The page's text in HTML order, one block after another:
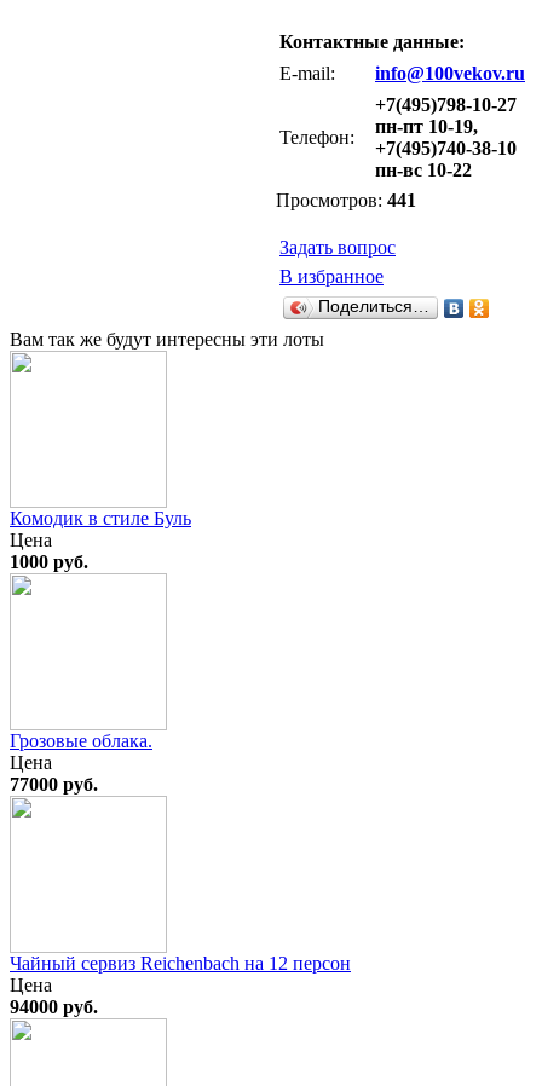
Контактные данные:
E-mail:
info@100vekov.ru
Телефон:
+7(495)798-10-27
пн-пт 10-19,
+7(495)740-38-10
пн-вс 10-22
Просмотров: 441
Задать вопрос
В избранное
Поделиться…
Вам так же будут интересны эти лоты
Комодик в стиле Буль
Цена
1000 руб.
Грозовые облака.
Цена
77000 руб.
Чайный сервиз Reichenbach на 12 персон
Цена
94000 руб.